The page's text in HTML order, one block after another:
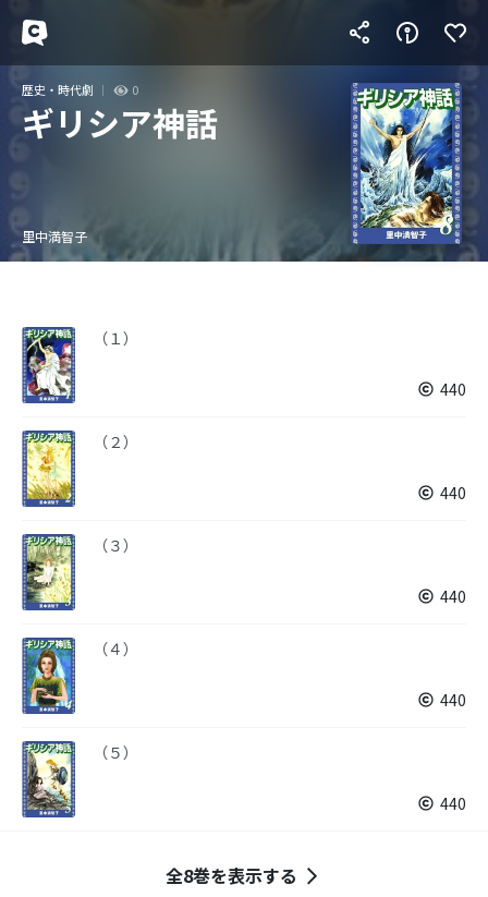
歴史・時代劇 0
ギリシア神話
里中満智子
（１）
440
（２）
440
（３）
440
（４）
440
（５）
440
全8巻を表示する